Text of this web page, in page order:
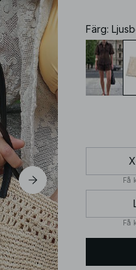
Färg:
Få
Få